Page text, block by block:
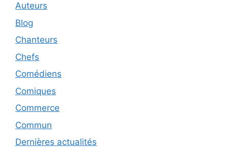
Auteurs
Blog
Chanteurs
Chefs
Comédiens
Comiques
Commerce
Commun
Dernières actualités